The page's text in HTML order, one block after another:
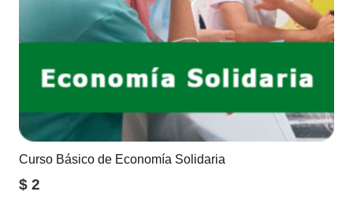
Curso Básico de Economía Solidaria
$ 2